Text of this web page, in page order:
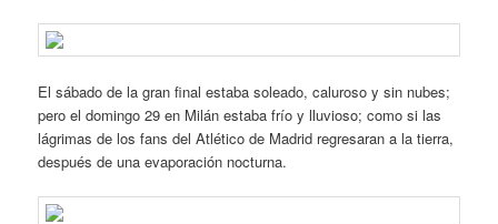
El sábado de la gran final estaba soleado, caluroso y sin nubes;
pero el domingo 29 en Milán estaba frío y lluvioso; como si las
lágrimas de los fans del Atlético de Madrid regresaran a la tierra,
después de una evaporación nocturna.